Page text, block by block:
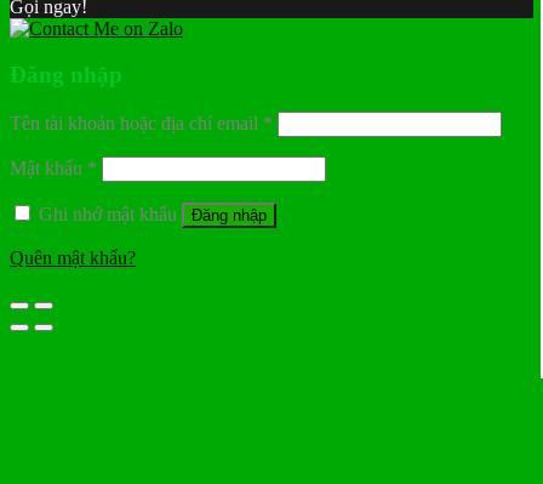
Gọi ngay!
Đăng nhập
Tên tài khoản hoặc địa chỉ email *
Mật khẩu *
Ghi nhớ mật khẩu Đăng nhập
Quên mật khẩu?